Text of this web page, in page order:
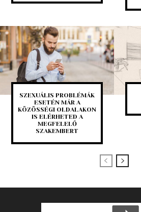
SZEXUÁLIS PROBLÉMÁK
ESETÉN MÁR A
KÖZÖSSÉGI OLDALAKON
IS ELÉRHETED A
MEGFELELŐ
SZAKEMBERT